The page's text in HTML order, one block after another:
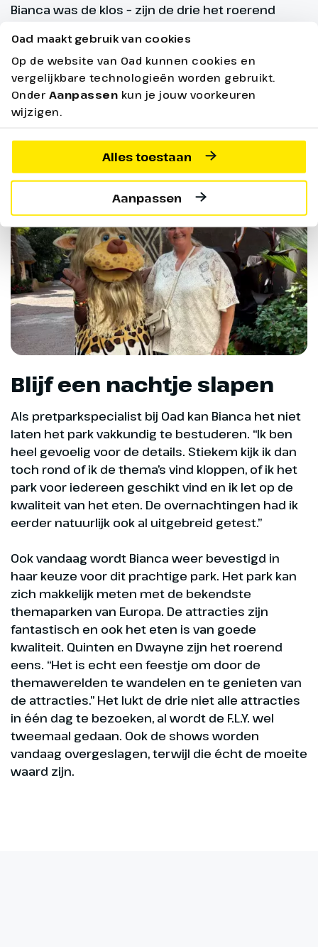
Oad maakt gebruik van cookies
Op de website van Oad kunnen cookies en
vergelijkbare technologieën worden gebruikt.
Onder Aanpassen kun je jouw voorkeuren
wijzigen.
Alles toestaan
Aanpassen
Bianca was de klos – zijn de drie het roerend
maar de Chiapas is echt bijzonder!” Met een
afdaling van 53° graden is het de steilste
waterbaan ter wereld!
Blijf een nachtje slapen
Als pretparkspecialist bij Oad kan Bianca het niet
laten het park vakkundig te bestuderen. “Ik ben
heel gevoelig voor de details. Stiekem kijk ik dan
toch rond of ik de thema’s vind kloppen, of ik het
park voor iedereen geschikt vind en ik let op de
kwaliteit van het eten. De overnachtingen had ik
eerder natuurlijk ook al uitgebreid getest.”
Ook vandaag wordt Bianca weer bevestigd in
haar keuze voor dit prachtige park. Het park kan
zich makkelijk meten met de bekendste
themaparken van Europa. De attracties zijn
fantastisch en ook het eten is van goede
kwaliteit. Quinten en Dwayne zijn het roerend
eens. “Het is echt een feestje om door de
themawerelden te wandelen en te genieten van
de attracties.” Het lukt de drie niet alle attracties
in één dag te bezoeken, al wordt de F.L.Y. wel
tweemaal gedaan. Ook de shows worden
vandaag overgeslagen, terwijl die écht de moeite
waard zijn.